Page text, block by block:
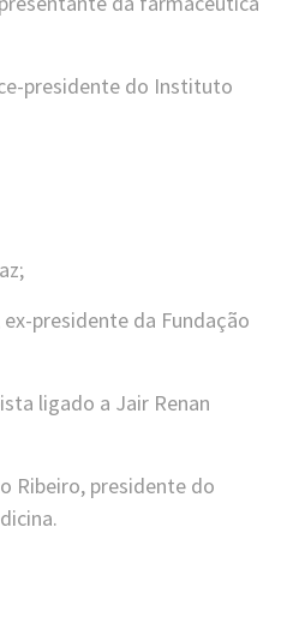
presidente do Instituto
presidente da Fundação
ligado a Jair Renan
Ribeiro, presidente do